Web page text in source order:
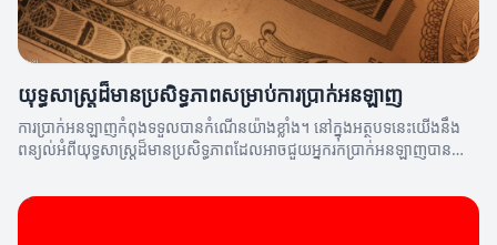
យុទ្ធសាស្ត្រដ៏មានប្រសិទ្ធភាពសម្រាប់ការប្រាក់អនឡាញ
ការប្រាក់អនឡាញកំពុងទទួលបានកំណើនយ៉ាងខ្លាំង។ នៅក្នុងអត្ថបទនេះយើងនឹង
ពន្យល់អំពីយុទ្ធសាស្ត្រដ៏មានប្រសិទ្ធភាពដែលអាចជួយអ្នករកប្រាក់អនឡាញបាន